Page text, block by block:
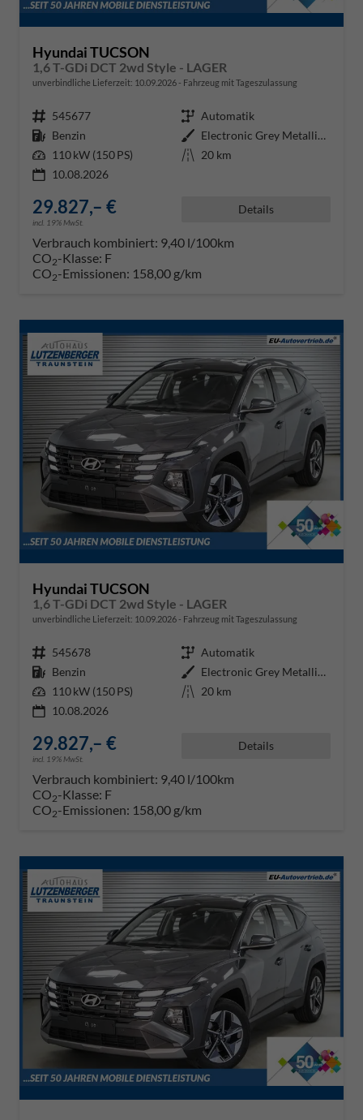
Hyundai TUCSON
1,6 T-GDi DCT 2wd Style - LAGER
unverbindliche Lieferzeit: 10.09.2026 Fahrzeug mit Tageszulassung
Fahrzeugnr. 545677 Getriebe Automatik
Kraftstoff Benzin Außenfarbe
Electronic Grey Metallic ()
Leistung 110 kW (150 PS) Kilometerstand 20 km
10.08.2026
29.827,– €
incl. 19% MwSt.
Details
Verbrauch kombiniert: 9,40 l/100km
CO2-Klasse: F
CO2-Emissionen: 158,00 g/km
Hyundai TUCSON
1,6 T-GDi DCT 2wd Style - LAGER
unverbindliche Lieferzeit: 10.09.2026 Fahrzeug mit Tageszulassung
Fahrzeugnr. 545678 Getriebe Automatik
Kraftstoff Benzin Außenfarbe
Electronic Grey Metallic ()
Leistung 110 kW (150 PS) Kilometerstand 20 km
10.08.2026
29.827,– €
incl. 19% MwSt.
Details
Verbrauch kombiniert: 9,40 l/100km
CO2-Klasse: F
CO2-Emissionen: 158,00 g/km